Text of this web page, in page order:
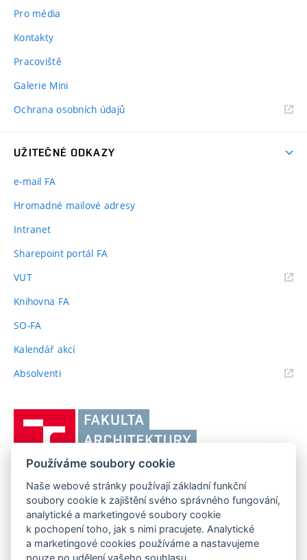
Pro média
Kontakty
Pracoviště
Galerie Mini
Ochrana osobních údajů
UŽITEČNÉ ODKAZY
e-mail FA
Hromadné mailové adresy
Intranet
Sharepoint portál FA
VUT(externí
Knihovna FA
SO-FA
Kalendář akcí
Absolventi(externí
Brně,
Fakulta
architektury
FAKULTA ARCHITEKTURY VUT V BRNĚ
Poříčí 273/5, 639 00 Brno
Telefon: 54114 6600
www.fa.vutbr.cz
info@fa.vutbr.cz
Používáme soubory cookie
Naše webové stránky používají základní funkční
soubory cookie k zajištění svého správného fungování,
analytické a marketingové soubory cookie
k pochopení toho, jak s nimi pracujete. Analytické
a marketingové cookies používáme a nastavujeme
pouze po udělení vašeho souhlasu.